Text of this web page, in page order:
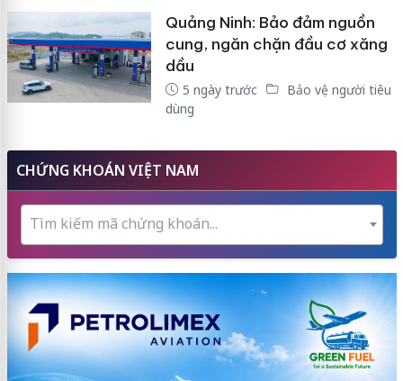
Quảng Ninh: Bảo đảm nguồn
cung, ngăn chặn đầu cơ xăng
dầu
5 ngày trước
Bảo vệ người tiêu
dùng
CHỨNG KHOÁN VIỆT NAM
Tìm kiếm mã chứng khoán...